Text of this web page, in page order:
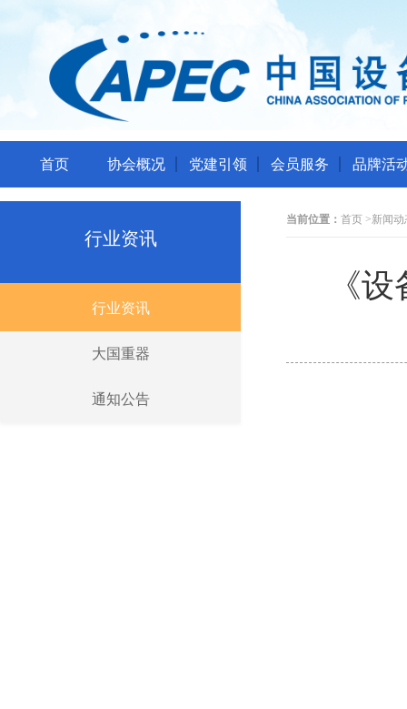
首页 协会概况 党建引领 会员服务 品牌活
行业资讯
行业资讯
大国重器
通知公告
当前位置： 首页 >新闻动
《